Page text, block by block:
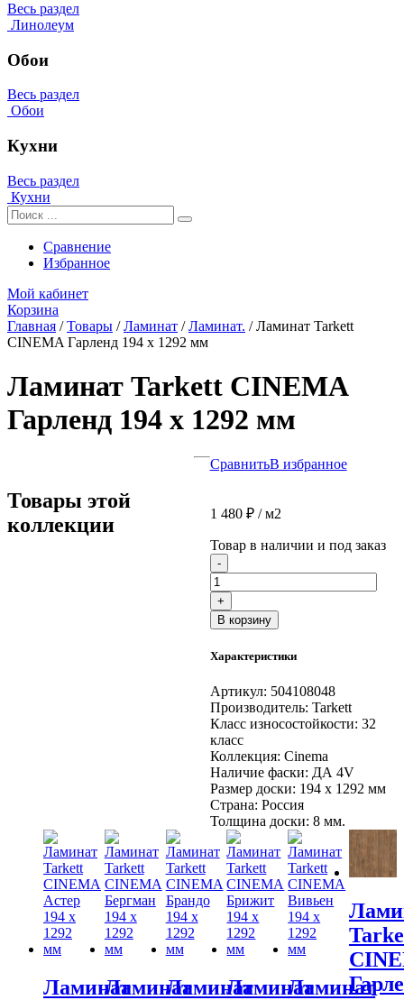
Весь раздел
Линолеум
Обои
Весь раздел
Обои
Кухни
Весь раздел
Кухни
Сравнение
Избранное
Мой кабинет
Корзина
Главная /Товары /Ламинат /Ламинат. /Ламинат Tarkett
CINEMA Гарленд 194 x 1292 мм
Ламинат Tarkett CINEMA
Гарленд 194 x 1292 мм
СравнитьВ избранное
1 480 ₽/ м2
Товар в наличии и под заказ
- Количество
товара
Ламинат
Tarkett
CINEMA
194
1292
мм
+
В корзину
Характеристики
Артикул: 504108048
Производитель: Tarkett
Класс износостойкости: 32
класс
Коллекция: Cinema
Наличие фаски: ДА 4V
Размер доски: 194 x 1292 мм
Страна: Россия
Толщина доски: 8 мм.
Товары этой
коллекции
ЛаминатЛаминатЛаминатЛаминатЛаминат